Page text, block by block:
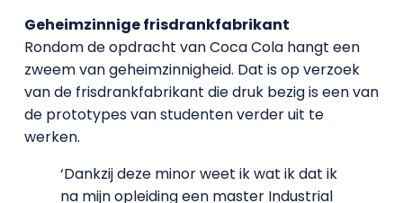
Geheimzinnige frisdrankfabrikant
Rondom de opdracht van Coca Cola hangt een
zweem van geheimzinnigheid. Dat is op verzoek
van de frisdrankfabrikant die druk bezig is een van
de prototypes van studenten verder uit te
werken.
‘Dankzij deze minor weet ik wat ik dat ik
na mijn opleiding een master Industrial